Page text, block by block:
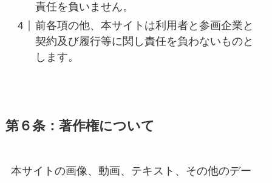
責任を負いません。
前各項の他、本サイトは利用者と参画企業と
契約及び履行等に関し責任を負わないものと
します。
第６条：著作権について
本サイトの画像、動画、テキスト、その他のデー